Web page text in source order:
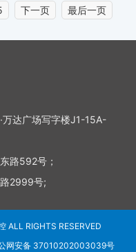
下一页 最后一页
万达广场写字楼J1-15A-
路592号；
路2999号;
ALL RIGHTS RESERVED
网安备 37010202003039号